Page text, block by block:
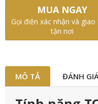
MUA NGAY
Gọi điện xác nhận và giao
tận nơi
MÔ TẢ ĐÁNH